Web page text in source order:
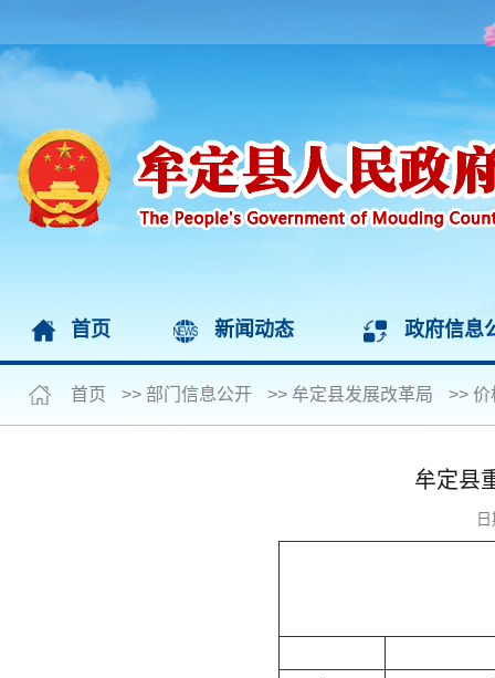
首页 新闻动态 政府信息
首页 >> 部门信息公开 >> 牟定县发展改革局 >> 价
牟定县